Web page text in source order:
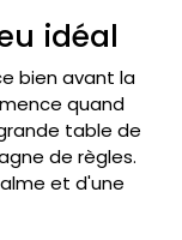
idéal
bien avant la
quand
table de
de règles.
et d'une